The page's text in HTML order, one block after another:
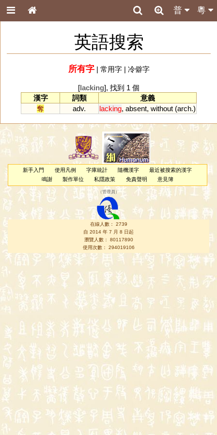
粵
普
英語搜索
所有字| 常用字| 冷僻字
[lacking], 找到 1 個
漢字
詞類
意義
奪
adv. lacking, absent, without (arch.)
新手入門 使用凡例 字庫統計 隨機漢字
最近被搜索的漢字
鳴謝
製作單位 私隱政策 免責聲明 意見簿
（管理員 ）
在線人數： 2739
自 2014 年 7 月 8 日起
瀏覽人數： 80117890
使用次數： 294019106